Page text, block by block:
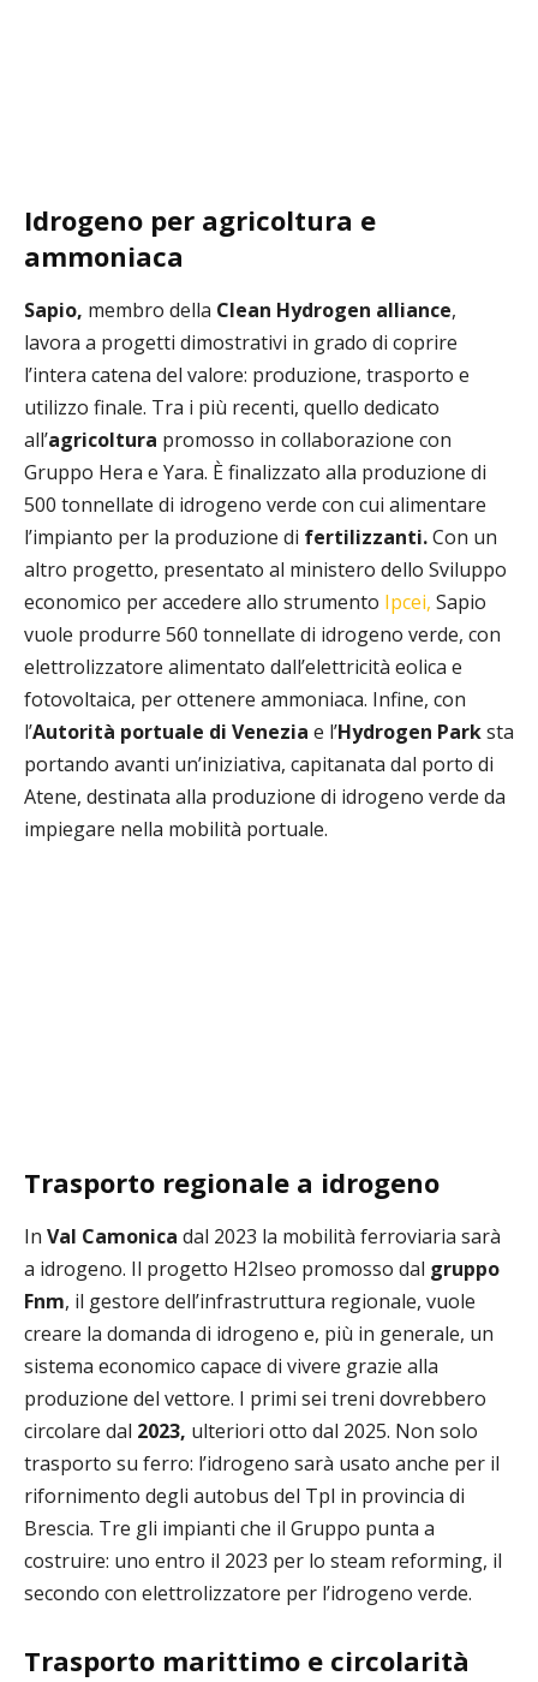
Idrogeno per agricoltura e
ammoniaca
Sapio, membro della Clean Hydrogen alliance,
lavora a progetti dimostrativi in grado di coprire
l’intera catena del valore: produzione, trasporto e
utilizzo finale. Tra i più recenti, quello dedicato
all’agricoltura promosso in collaborazione con
Gruppo Hera e Yara. È finalizzato alla produzione di
500 tonnellate di idrogeno verde con cui alimentare
l’impianto per la produzione di fertilizzanti.Con un
altro progetto, presentato al ministero dello Sviluppo
economico per accedere allo strumento Ipcei, Sapio
vuole produrre 560 tonnellate di idrogeno verde, con
elettrolizzatore alimentato dall’elettricità eolica e
fotovoltaica, per ottenere ammoniaca. Infine, con
l’Autorità portuale di Venezia e l’Hydrogen Parksta
portando avanti un’iniziativa, capitanata dal porto di
Atene, destinata alla produzione di idrogeno verde da
impiegare nella mobilità portuale.
Trasporto regionale a idrogeno
In Val Camonica dal 2023 la mobilità ferroviaria sarà
a idrogeno. Il progetto H2Iseo promosso dal gruppo
Fnm, il gestore dell’infrastruttura regionale, vuole
creare la domanda di idrogeno e, più in generale, un
sistema economico capace di vivere grazie alla
produzione del vettore. I primi sei treni dovrebbero
circolare dal 2023, ulteriori otto dal 2025. Non solo
trasporto su ferro: l’idrogeno sarà usato anche per il
rifornimento degli autobus del Tpl in provincia di
Brescia. Tre gli impianti che il Gruppo punta a
costruire: uno entro il 2023 per lo steam reforming, il
secondo con elettrolizzatore per l’idrogeno verde.
Trasporto marittimo e circolarità